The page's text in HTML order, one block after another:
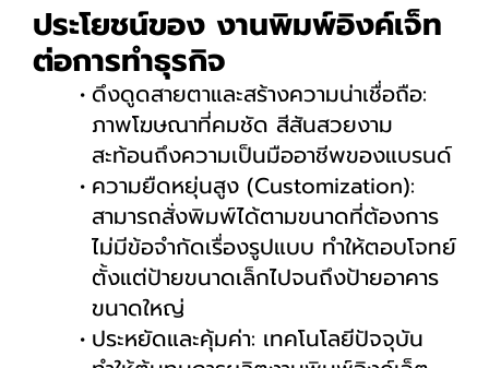
ประโยชน์ของ งานพิมพ์อิงค์เจ็ท
ต่อการทำธุรกิจ
ดึงดูดสายตาและสร้างความน่าเชื่อถือ:
ภาพโฆษณาที่คมชัด สีสันสวยงาม
สะท้อนถึงความเป็นมืออาชีพของแบรนด์
ความยืดหยุ่นสูง (Customization):
สามารถสั่งพิมพ์ได้ตามขนาดที่ต้องการ
ไม่มีข้อจำกัดเรื่องรูปแบบ ทำให้ตอบโจทย์
ตั้งแต่ป้ายขนาดเล็กไปจนถึงป้ายอาคาร
ขนาดใหญ่
ประหยัดและคุ้มค่า: เทคโนโลยีปัจจุบัน